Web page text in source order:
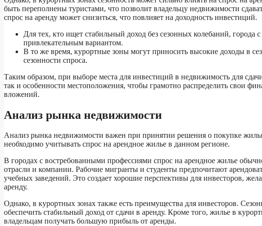
быть переполнены туристами, что позволит владельцу недвижимости
спрос на аренду может снизиться, что повлияет на доходность инвестиций.
Для тех, кто ищет стабильный доход без сезонных колебаний, города
привлекательным вариантом.
В то же время, курортные зоны могут приносить высокие доходы в
сезонности спроса.
Таким образом, при выборе места для инвестиций в недвижимость для
так и особенности местоположения, чтобы грамотно распределить свои
вложений.
Анализ рынка недвижимости
Анализ рынка недвижимости важен при принятии решения о покупке
необходимо учитывать спрос на арендное жилье в данном регионе.
В городах с востребованными профессиями спрос на арендное жилье
отрасли и компании. Рабочие мигранты и студенты предпочитают
учебных заведений. Это создает хорошие перспективы для инвесторов,
аренду.
Однако, в курортных зонах также есть преимущества для инвесторов.
обеспечить стабильный доход от сдачи в аренду. Кроме того, жилье в
владельцам получать большую прибыль от аренды.